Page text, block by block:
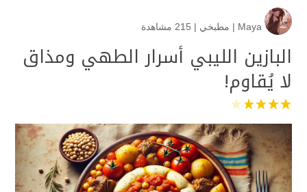
Maya
| مطبخي | 215 مشاهدة
البازين الليبي أسرار الطهي ومذاق
لا يُقاوم!